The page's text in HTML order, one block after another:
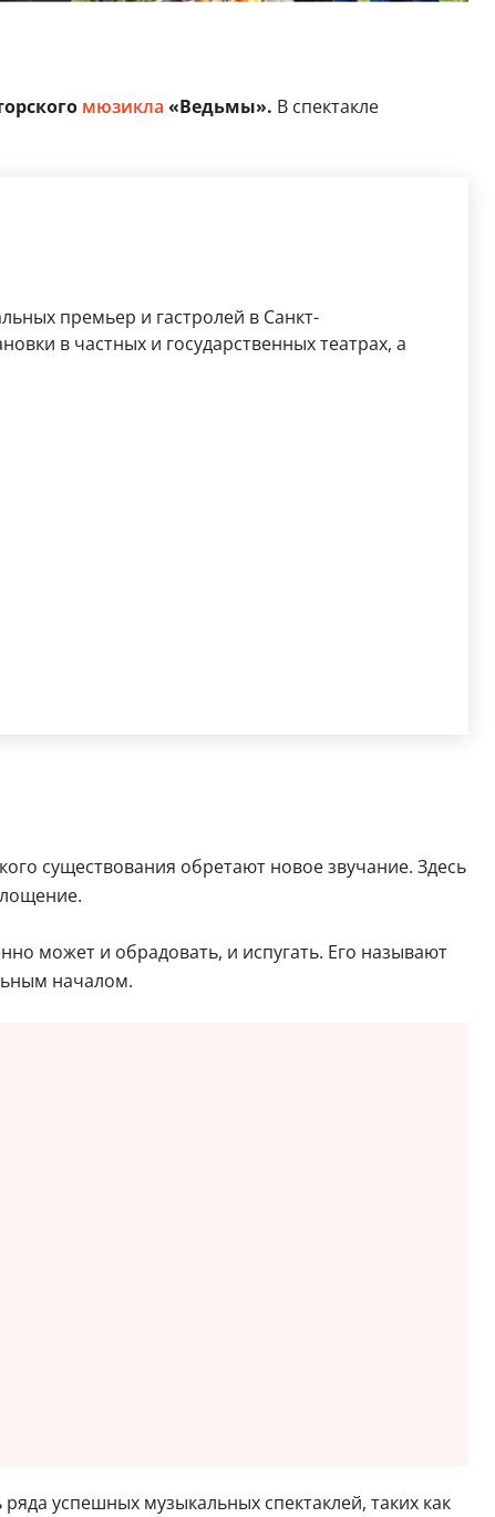
мюзикла «Ведьмы». В спектакле
премьер и гастролей в Санкт-
в частных и государственных театрах, а
существования обретают новое звучание. Здесь
может и обрадовать, и испугать. Его называют
началом.
ряда успешных музыкальных спектаклей, таких как